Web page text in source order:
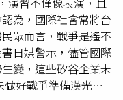
。賴清德今年3月也
化甚至政府，因此推
官因涉嫌替中國從事
部人士，以及賴清德
切的名人、網紅，甚
們會持續深化與其他
展」。台灣正積極強
一年一度在七月份進
演習」，一同定名爲
練，也透過軍民協
為，國際社會常將台
眾而言，戰爭是遙不
日媒警示，儘管國際
變，這些矽谷企業未
好戰爭準備漢光實